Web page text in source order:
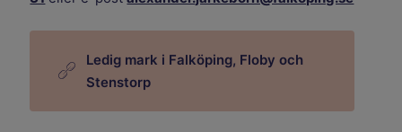
Ledig mark i Falköping, Floby och
Stenstorp